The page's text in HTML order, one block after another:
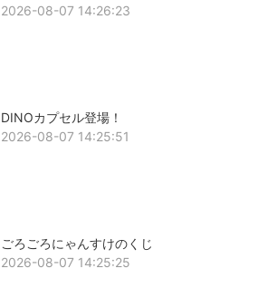
2026-08-07 14:26:23
DINOカプセル登場！
2026-08-07 14:25:51
ごろごろにゃんすけのくじ
2026-08-07 14:25:25